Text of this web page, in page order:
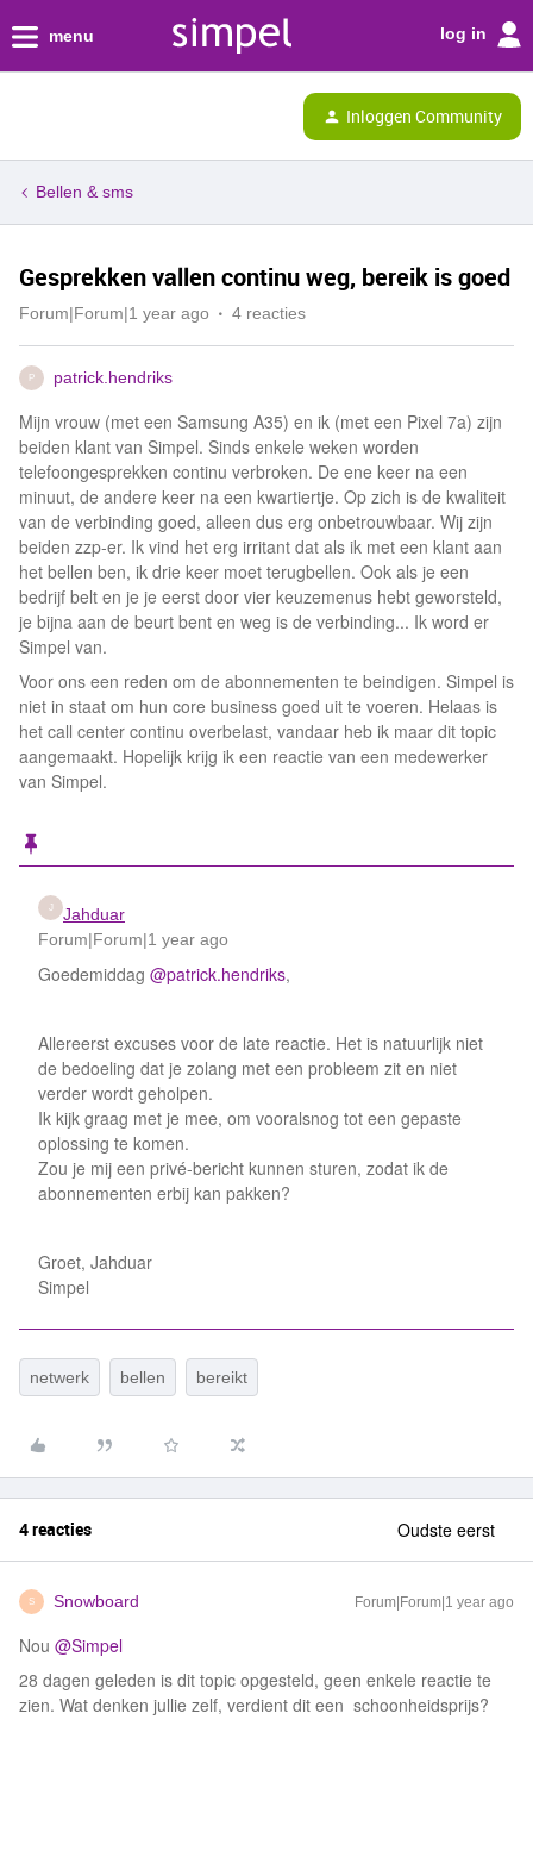
menu log in
Inloggen Community
Bellen & sms
Gesprekken vallen continu weg, bereik is goed
Forum|Forum|1 year ago 4 reacties
P patrick.hendriks
Mijn vrouw (met een Samsung A35) en ik (met een Pixel 7a) zijn
beiden klant van Simpel. Sinds enkele weken worden
telefoongesprekken continu verbroken. De ene keer na een
minuut, de andere keer na een kwartiertje. Op zich is de kwaliteit
van de verbinding goed, alleen dus erg onbetrouwbaar. Wij zijn
beiden zzp-er. Ik vind het erg irritant dat als ik met een klant aan
het bellen ben, ik drie keer moet terugbellen. Ook als je een
bedrijf belt en je je eerst door vier keuzemenus hebt geworsteld,
je bijna aan de beurt bent en weg is de verbinding... Ik word er
Simpel van.
Voor ons een reden om de abonnementen te beindigen. Simpel is
niet in staat om hun core business goed uit te voeren. Helaas is
het call center continu overbelast, vandaar heb ik maar dit topic
aangemaakt. Hopelijk krijg ik een reactie van een medewerker
van Simpel.
J
Jahduar
Forum|Forum|1 year ago
Goedemiddag @patrick.hendriks,
Allereerst excuses voor de late reactie. Het is natuurlijk niet
de bedoeling dat je zolang met een probleem zit en niet
verder wordt geholpen.
Ik kijk graag met je mee, om vooralsnog tot een gepaste
oplossing te komen.
Zou je mij een privé-bericht kunnen sturen, zodat ik de
abonnementen erbij kan pakken?
Groet, Jahduar
Simpel
netwerk bellen bereikt
4 reacties Oudste eerst
S Snowboard Forum|Forum|1 year ago
Nou @Simpel
28 dagen geleden is dit topic opgesteld, geen enkele reactie te
zien. Wat denken jullie zelf, verdient dit een schoonheidsprijs?